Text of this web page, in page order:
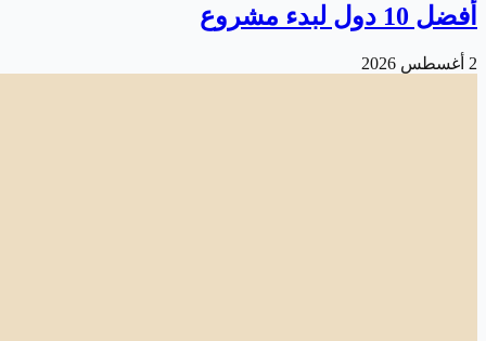
أفضل 10 دول لبدء مشروع
2 أغسطس 2026